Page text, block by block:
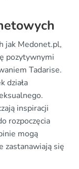
jak Medonet.pl,
pozytywnymi
Tadarise.
działa
inspiracji
rozpoczęcia
mogą
zastanawiają się